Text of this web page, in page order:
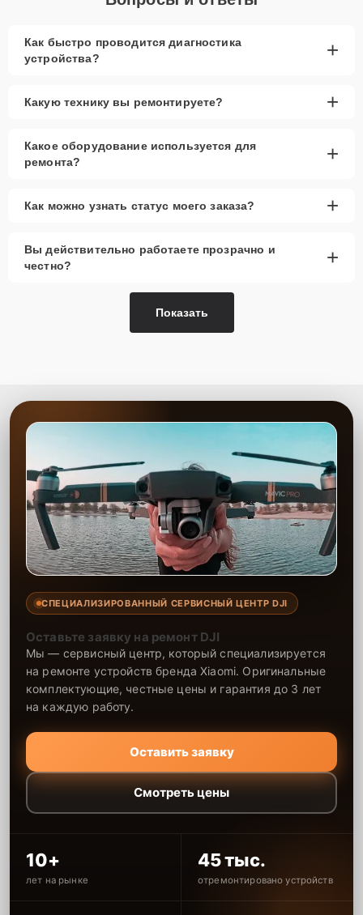
Как быстро проводится диагностика
устройства?
+
Какую технику вы ремонтируете? +
Какое оборудование используется для
ремонта?
+
Как можно узнать статус моего заказа? +
Вы действительно работаете прозрачно и
честно?
+
Показать
СПЕЦИАЛИЗИРОВАННЫЙ СЕРВИСНЫЙ ЦЕНТР DJI
Оставьте заявку на ремонт DJI
Мы — сервисный центр, который специализируется
на ремонте устройств бренда Xiaomi. Оригинальные
комплектующие, честные цены и гарантия до 3 лет
на каждую работу.
Оставить заявку
Смотреть цены
10+
лет на рынке
45 тыс.
отремонтировано устройств